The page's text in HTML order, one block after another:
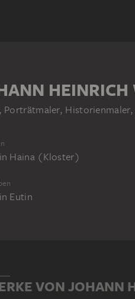
Porträtmaler,
in Haina (Kloster)
in Eutin
VON JOHANN